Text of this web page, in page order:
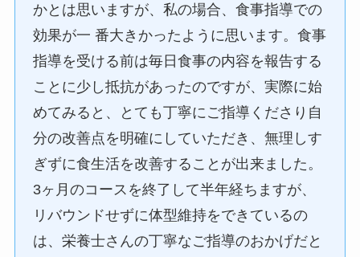
かとは思いますが、私の場合、食事指導での
効果が一 番大きかったように思います。食事
指導を受ける前は毎日食事の内容を報告する
ことに少し抵抗があったのですが、実際に始
めてみると、とても丁寧にご指導くださり自
分の改善点を明確にしていただき、無理しす
ぎずに食生活を改善することが出来ました。
3ヶ月のコースを終了して半年経ちますが、
リバウンドせずに体型維持をできているの
は、栄養士さんの丁寧なご指導のおかげだと